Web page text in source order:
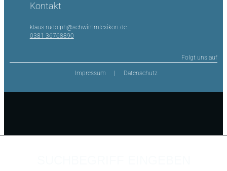
Kontakt
klaus.rudolph@schwimmlexikon.de
0381 36768890
Folgt uns auf
Impressum Datenschutz